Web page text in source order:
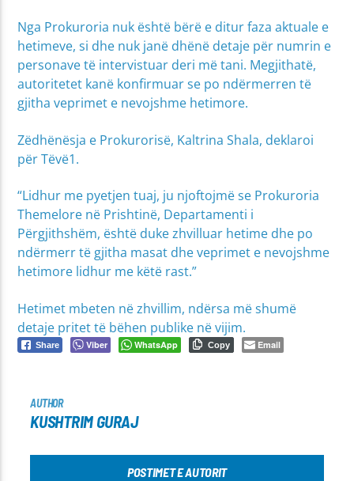
Nga Prokuroria nuk është bërë e ditur faza aktuale e
hetimeve, si dhe nuk janë dhënë detaje për numrin e
personave të intervistuar deri më tani. Megjithatë,
autoritetet kanë konfirmuar se po ndërmerren të
gjitha veprimet e nevojshme hetimore.
Zëdhënësja e Prokurorisë, Kaltrina Shala, deklaroi
për Tëvë1.
“Lidhur me pyetjen tuaj, ju njoftojmë se Prokuroria
Themelore në Prishtinë, Departamenti i
Përgjithshëm, është duke zhvilluar hetime dhe po
ndërmerr të gjitha masat dhe veprimet e nevojshme
hetimore lidhur me këtë rast.”
Hetimet mbeten në zhvillim, ndërsa më shumë
detaje pritet të bëhen publike në vijim.
Share Viber WhatsApp Copy Email
AUTHOR
KUSHTRIM GURAJ
POSTIMET E AUTORIT